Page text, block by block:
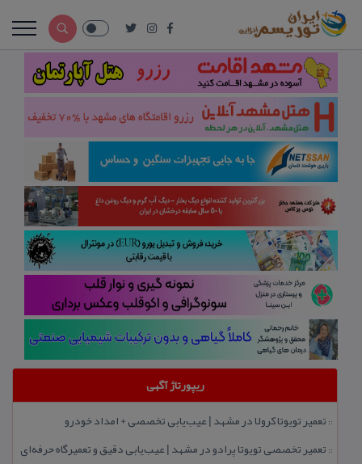
ریپورتاژ آگهی
:: تعمیر تویوتا كرولا در مشهد | عیب‌یابی تخصصی + امداد خودرو
:: تعمیر تخصصی تویوتا پرادو در مشهد | عیب‌یابی دقیق و تعمیرگاه حرفه‌ای